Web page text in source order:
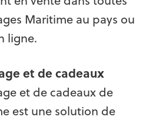
Maritime au pays ou
ligne.
et de cadeaux
et de cadeaux de
est une solution de